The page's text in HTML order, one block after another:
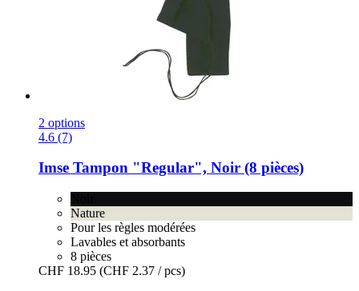
2 options
4.6 (7)
Imse Tampon "Regular", Noir (8 pièces)
Nature
Pour les règles modérées
Lavables et absorbants
8 pièces
CHF 18.95 (CHF 2.37 / pcs)